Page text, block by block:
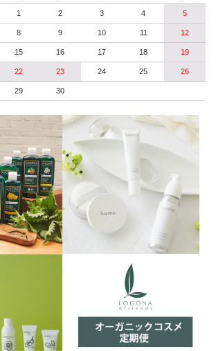
1 2 3 4 5
8 9 10 11 12
15 16 17 18 19
22 23 24 25 26
29 30